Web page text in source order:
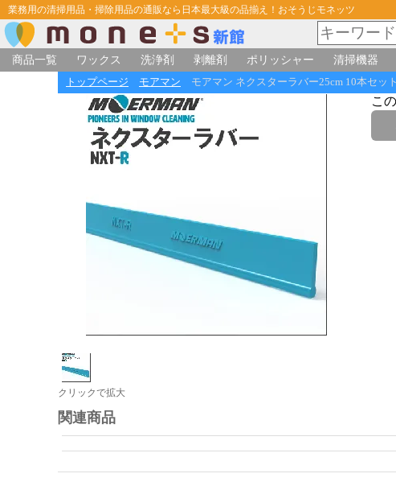
業務用の清掃用品・掃除用品の通販なら日本最大級の品揃え！おそうじモネッツ
商品一覧
ワックス 洗浄剤 剥離剤 ポリッシャー 清掃機器
トップページ モアマン モアマン ネクスターラバー25cm 10本セッ
クリックで拡大
こ
関連商品